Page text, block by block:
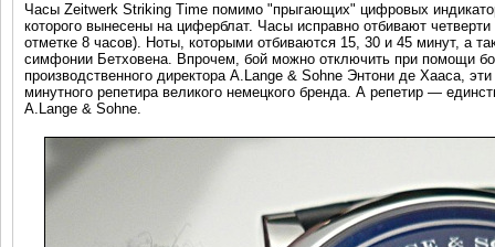
Часы Zeitwerk Striking Time помимо "прыгающих" цифровых
которого вынесены на циферблат. Часы исправно отбивают
отметке 8 часов). Ноты, которыми отбиваются 15, 30 и 45 минут, а
симфонии Бетховена. Впрочем, бой можно отключить при помощи
производственного директора A.Lange & Sohne Энтони де Хааса,
минутного репетира великого немецкого бренда. А репетир —
A.Lange & Sohne.